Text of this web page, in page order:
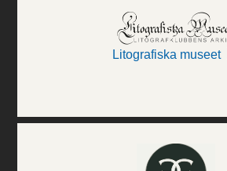
Litografiska museet